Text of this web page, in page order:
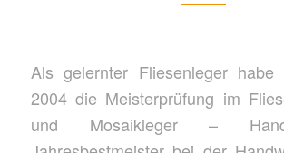
Als gelernter Fliesenleger
2004 die Meisterprüfung im
und Mosaikleger –